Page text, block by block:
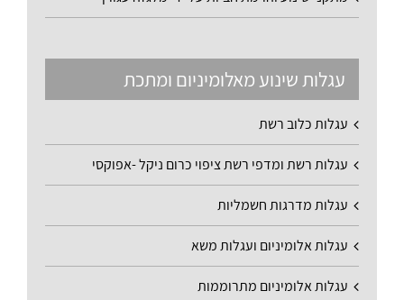
עגלות שינוע מאלומיניום ומתכת
עגלות כלוב רשת
עגלות רשת ומדפי רשת ציפוי כרום ניקל -אפוקסי
עגלות מדרגות חשמליות
עגלות אלומיניום ועגלות משא
עגלות אלומיניום מתרוממות